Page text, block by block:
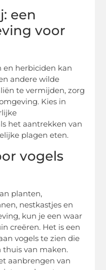
een
voor
en herbiciden kan
andere wilde
te vermijden, zorg
Kies in
het aantrekken van
plagen eten.
vogels
planten,
nestkastjes en
kun je een waar
creëren. Het is een
vogels te zien die
van maken.
aanbrengen van